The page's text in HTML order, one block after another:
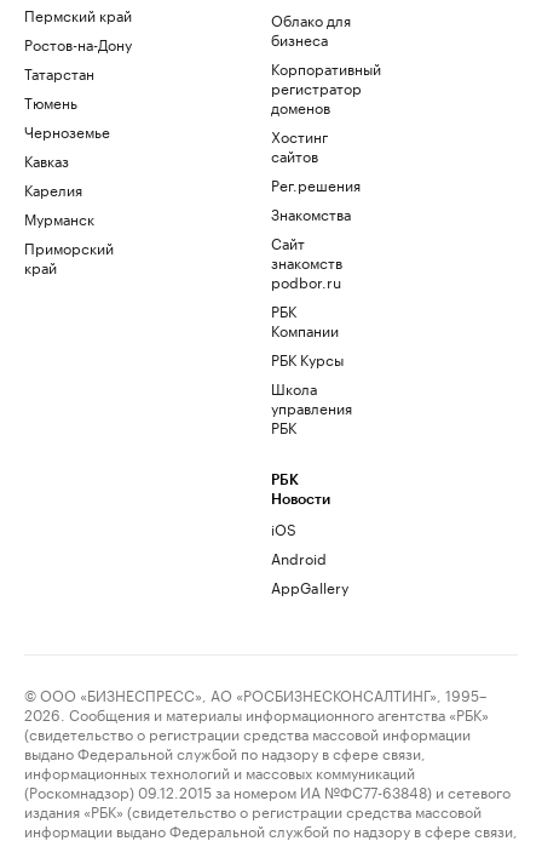
Пермский край
Ростов-на-Дону
Татарстан
Тюмень
Черноземье
Кавказ
Карелия
Мурманск
Приморский
край
Облако для
бизнеса
Корпоративный
регистратор
доменов
Хостинг
сайтов
Рег.решения
Знакомства
Сайт
знакомств
podbor.ru
РБК
Компании
РБК Курсы
Школа
управления
РБК
РБК
Новости
iOS
Android
AppGallery
© ООО «БИЗНЕСПРЕСС», АО «РОСБИЗНЕСКОНСАЛТИНГ», 1995–
2026. Сообщения и материалы информационного агентства «РБК»
(свидетельство о регистрации средства массовой информации
выдано Федеральной службой по надзору в сфере связи,
информационных технологий и массовых коммуникаций
(Роскомнадзор) 09.12.2015 за номером ИА №ФС77-63848) и сетевого
издания «РБК» (свидетельство о регистрации средства массовой
информации выдано Федеральной службой по надзору в сфере связи,